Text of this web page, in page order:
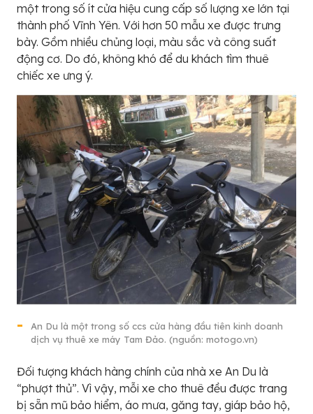
một trong số ít cửa hiệu cung cấp số lượng xe lớn tại
thành phố Vĩnh Yên. Với hơn 50 mẫu xe được trưng
bày. Gồm nhiều chủng loại, màu sắc và công suất
động cơ. Do đó, không khó để du khách tìm thuê
chiếc xe ưng ý.
An Du là một trong số ccs cửa hàng đầu tiên kinh doanh
dịch vụ thuê xe máy Tam Đảo. (nguồn: motogo.vn)
Đối tượng khách hàng chính của nhà xe An Du là
“phượt thủ”. Vì vậy, mỗi xe cho thuê đều được trang
bị sẵn mũ bảo hiểm, áo mưa, găng tay, giáp bảo hộ,